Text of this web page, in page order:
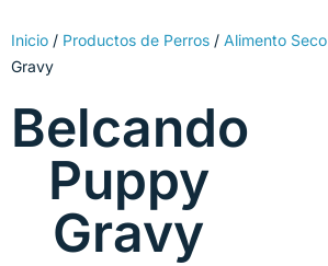
Inicio / Productos de Perros / Alimento Seco
Gravy
Belcando
Puppy
Gravy